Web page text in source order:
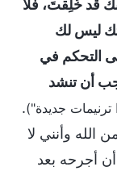
قد خُلِقتَ، فلا
ليس لك
التحكم في
أن تنشد
ترنيمات جديدة").
الله وأنني لا
أجرحه بعد